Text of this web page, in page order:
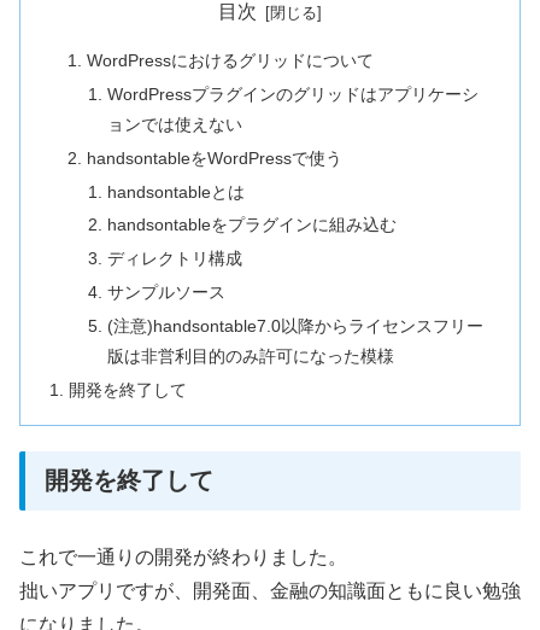
目次
WordPressにおけるグリッドについて
WordPressプラグインのグリッドはアプリケーシ
ョンでは使えない
handsontableをWordPressで使う
handsontableとは
handsontableをプラグインに組み込む
ディレクトリ構成
サンプルソース
(注意)handsontable7.0以降からライセンスフリー
版は非営利目的のみ許可になった模様
開発を終了して
開発を終了して
これで一通りの開発が終わりました。
拙いアプリですが、開発面、金融の知識面ともに良い勉強
になりました。